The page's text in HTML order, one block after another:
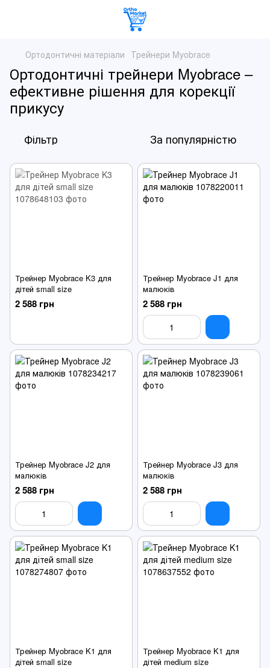
Ортодонтичні матеріали Трейнери Myobrace
Ортодонтичні трейнери Myobrace –
ефективне рішення для корекції
прикусу
Фільтр За популярністю
Трейнер Myobrace K3 для
дітей small size
2 588 грн
Трейнер Myobrace J1 для
малюків
2 588 грн
Трейнер Myobrace J2 для
малюків
2 588 грн
Трейнер Myobrace J3 для
малюків
2 588 грн
Трейнер Myobrace K1 для
дітей small size
Трейнер Myobrace K1 для
дітей medium size